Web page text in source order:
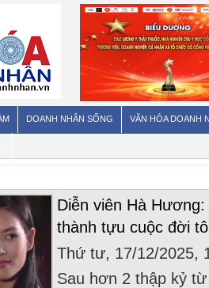
DOANH NHÂN SỐNG VĂN HÓA DOANH
Diễn viên Hà
thành tựu cuộc đời
Thứ tư, 17/12/2025,
Sau hơn 2 thập kỷ